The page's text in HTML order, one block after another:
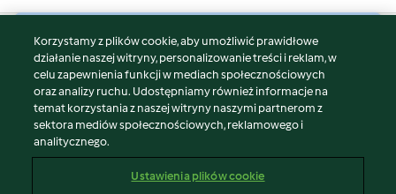
© Copyright 2026
Warunki korzystania
Polityka prywatności
Disclaimer
Znak wydawcy
Korzystamy z plików cookie, aby umożliwić prawidłowe
działanie naszej witryny, personalizowanie treści i reklam, w
celu zapewnienia funkcji w mediach społecznościowych
oraz analizy ruchu. Udostępniamy również informacje na
temat korzystania z naszej witryny naszymi partnerom z
sektora mediów społecznościowych, reklamowego i
analitycznego.
Ustawienia plików cookie